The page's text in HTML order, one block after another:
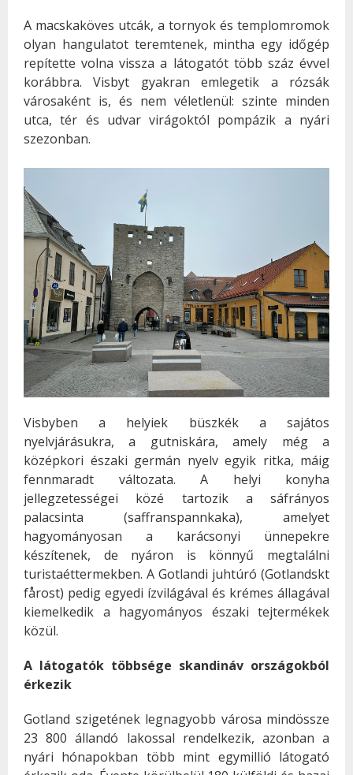
A macskaköves utcák, a tornyok és templomromok
olyan hangulatot teremtenek, mintha egy időgép
repítette volna vissza a látogatót több száz évvel
korábbra. Visbyt gyakran emlegetik a rózsák
városaként is, és nem véletlenül: szinte minden
utca, tér és udvar virágoktól pompázik a nyári
szezonban.
Visbyben a helyiek büszkék a sajátos
nyelvjárásukra, a gutniskára, amely még a
középkori északi germán nyelv egyik ritka, máig
fennmaradt változata. A helyi konyha
jellegzetességei közé tartozik a sáfrányos
palacsinta (saffranspannkaka), amelyet
hagyományosan a karácsonyi ünnepekre
készítenek, de nyáron is könnyű megtalálni
turistaéttermekben. A Gotlandi juhtúró (Gotlandskt
fårost) pedig egyedi ízvilágával és krémes állagával
kiemelkedik a hagyományos északi tejtermékek
közül.
A látogatók többsége skandináv országokból
érkezik
Gotland szigetének legnagyobb városa mindössze
23 800 állandó lakossal rendelkezik, azonban a
nyári hónapokban több mint egymillió látogató